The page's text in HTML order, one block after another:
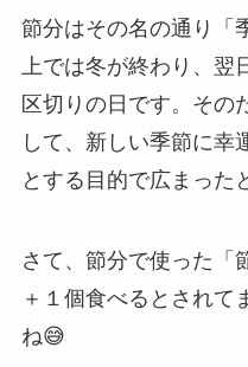
節分はその名の通り「
上では冬が終わり、翌
区切りの日です。その
して、新しい季節に幸
とする目的で広まった
さて、節分で使った「
＋１個食べるとされ
ね😅